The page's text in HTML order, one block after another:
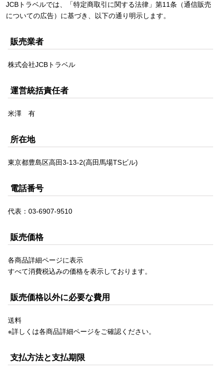
JCBトラベルでは、「特定商取引に関する法律」第11条（通信販売
についての広告）に基づき、以下の通り明示します。
販売業者
株式会社JCBトラベル
運営統括責任者
米澤 有
所在地
東京都豊島区高田3-13-2(高田馬場TSビル)
電話番号
代表：03-6907-9510
販売価格
各商品詳細ページに表示
すべて消費税込みの価格を表示しております。
販売価格以外に必要な費用
送料
※詳しくは各商品詳細ページをご確認ください。
支払方法と支払期限